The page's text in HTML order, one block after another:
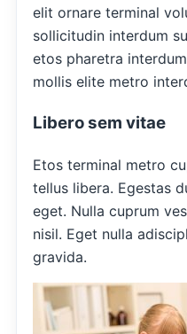
elit ornare terminal
sollicitudin interdum
etos pharetra
mollis elite metro
Libero sem vitae
Etos terminal metro
tellus libera. Egestas
eget. Nulla cuprum
nisil. Eget nulla
gravida.